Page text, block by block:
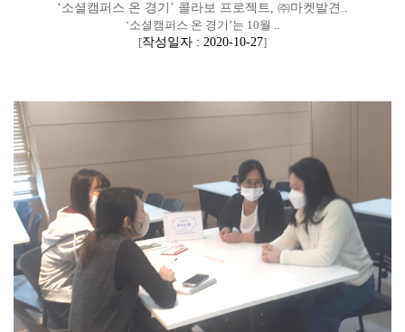
‘소셜캠퍼스 온 경기’ 콜라보 프로젝트, ㈜마켓발견..
‘소셜캠퍼스 온 경기’는 10월 ..
[작성일자 : 2020-10-27]